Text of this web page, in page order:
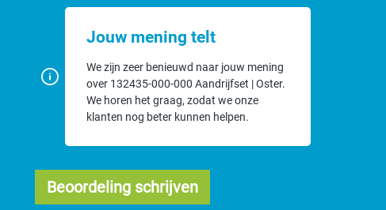
Jouw mening telt
We zijn zeer benieuwd naar jouw mening
over 132435-000-000 Aandrijfset | Oster.
We horen het graag, zodat we onze
klanten nog beter kunnen helpen.
Beoordeling schrijven